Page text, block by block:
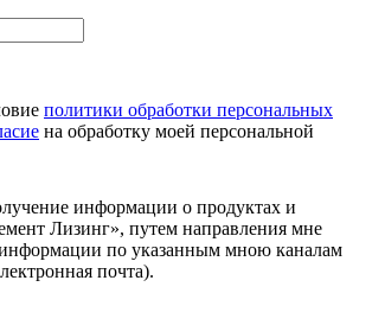
политики обработки персональных
на обработку моей персональной
информации о продуктах и
Лизинг», путем направления мне
по указанным мною каналам
почта).